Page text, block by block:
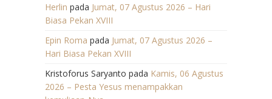
Herlin pada Jumat, 07 Agustus 2026 – Hari
Biasa Pekan XVIII
Epin Roma pada Jumat, 07 Agustus 2026 –
Hari Biasa Pekan XVIII
Kristoforus Saryanto pada Kamis, 06 Agustus
2026 – Pesta Yesus menampakkan